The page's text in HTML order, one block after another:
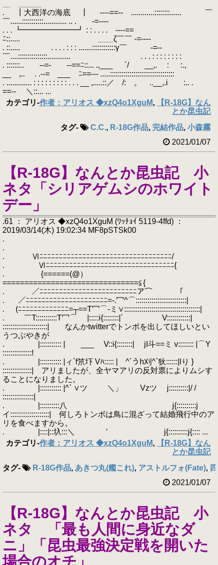
. ┃大西洋の海底 ┃ ----==-- ............::::::::...... ￣
￣......:::::::::::............ .. . -=----
. . . ┗━━━━━━━┛ : : . . . . ----==
ﾆ::..... ＿＿ζ￣￣ -=----
. ::..... . . . . : : : .......::::::::::::γ￣ -=--
￣....:::::::::::::::............ . . . : : : : : : : :
. :::::::.. --=- --==ﾆ::... .,___ ´/ __,. ￣: :.,
__ ,.. . .--= ___ ﾆ==--- .....:::::::::::::::::::::::::::::::::
. ............. : : : : : : : : : . . . __ ,.....::／ /: 。 ..__,.i :.. .
==-- ＼::... ...
カテゴリ-作者：アリオス ◆xzQ4o1XguM,
【R-18G】なん
とか昆虫記
タグ- C.C., R-18G作品, 完結作品, 小森霧
2021/01/07
【R-18G】なんとか昆虫記 小
ネタ「シリアゲムシのホワイト
デー」
.61 ： アリオス ◆xzQ4o1XguM (ﾜｯﾁｮｲ 5119-4ffd) ：
2019/03/14(木) 19:02:34 MF8pSTSk00
.
.
. Ⅵﾆﾆﾆﾆﾆﾆﾆﾆﾆﾆﾆﾆﾆﾆﾆﾆﾆﾆﾆﾆﾆﾆﾆﾆﾆﾆﾆﾆﾆﾆﾆﾆﾆﾆ/
. Ⅵﾆﾆﾆﾆﾆﾆﾆﾆﾆﾆﾆﾆﾆﾆﾆﾆﾆﾆﾆﾆﾆﾆﾆﾆﾆﾆﾆﾆﾆﾆﾆﾆﾆ{
. {======(@）
===============================≦{
. ／ﾆﾆﾆﾆﾆﾆﾆﾆﾆﾆﾆﾆﾆﾆﾆﾆﾆﾆﾆﾆﾆﾆﾆﾆﾆア⌒￣￣￣「
. ／ﾆﾆﾆﾆﾆﾆﾆﾆﾆﾆﾆﾆﾆﾆﾆﾆﾆﾆﾆﾆﾆ=‐.冖^⌒::::::::::::::::::::::::::|
. (ﾆﾆﾆﾆﾆﾆﾆﾆﾆﾆﾆﾆﾆ=┬==T冖⌒‐ミ∨:::::::::::::::::::::::::::::::::::::::|
. ￣T:::::::::::T冖⌒ |:::::i{::::::::|´ V::::::::::::|
:::::::::::::::::::::::| なんかtwitterでトンボを出してほしいとい
うつぶやきが
. |::::::::::: | ___ V::i{::::::::| jI斗==ミ v:::::::: |⌒Y
:::::::::::::::!
. |::::::::::: |ィ´f笊圷 Vﾊ::::: | ^´うh刈^`狄::::::|lり }
:::::::::::::::| アリましたが、全ヤマアリの反対票によりムシす
ることになりました。
. |::::::::::: |^` ∨ツ ＼」 Vzツ j::::::::::|/ /
::::::::::::::::|
. |::::::::::八 j{::::::::::j
イ::::::::::::::::::::| 何しろトンボは鳥に混ざって結婚飛行中のア
リを食べますから。
. |::::|::圦:::＼ ′ j{::::::::::j{:::: ...
カテゴリ-作者：アリオス ◆xzQ4o1XguM,
【R-18G】なん
とか昆虫記
タグ- R-18G作品, あきつ丸(艦これ), アストルフォ(Fate),
2021/01/07
【R-18G】なんとか昆虫記 小
ネタ 「最も人間に身近なダ
ニ」「昆虫最強決定戦を開いた
場合のオチ」